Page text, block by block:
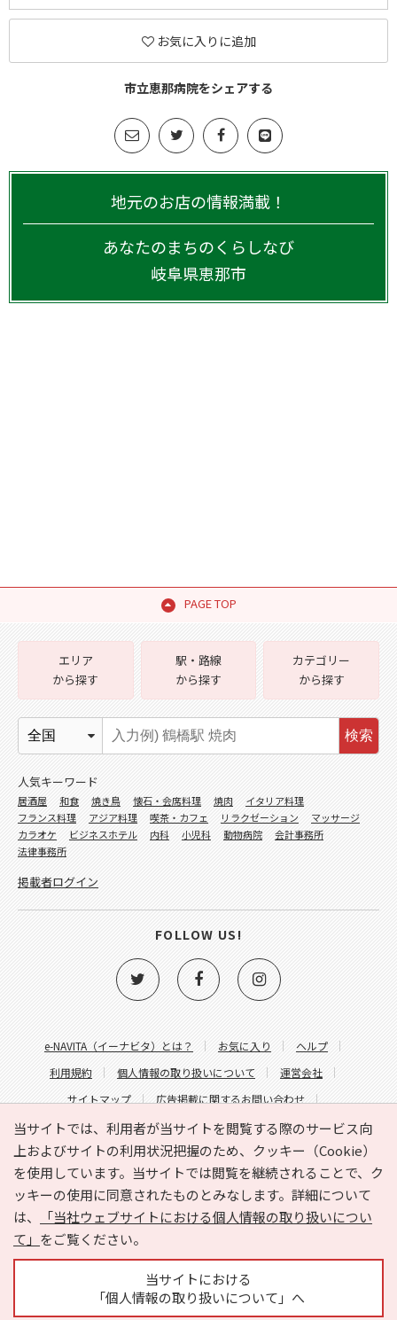
お気に入りに追加
市立恵那病院をシェアする
地元のお店の情報満載！
あなたのまちのくらしなび
岐阜県恵那市
PAGE TOP
当サイトでは、利用者が当サイトを閲覧する際のサービス向
上およびサイトの利用状況把握のため、クッキー（Cookie）
を使用しています。当サイトでは閲覧を継続されることで、ク
ッキーの使用に同意されたものとみなします。詳細について
は、
「当社ウェブサイトにおける個人情報の取り扱いについ
て」 をご覧ください。
当サイトにおける
「個人情報の取り扱いについて」へ
e-NAVITA（イーナビタ）とは？ お気に入り
ヘルプ
利用規約
個人情報の取り扱いについて
運営会社
サイトマップ
広告掲載に関するお問い合わせ
サイトの内容に関するお問い合わせ
エリア
から探す
駅・路線
から探す
カテゴリー
から探す
検索
人気キーワード
居酒屋 和食 焼き鳥 懐石・会席料理 焼肉
イタリア料理
フランス料理
アジア料理 喫茶・カフェ リラクゼーション
マッサージ
カラオケ
ビジネスホテル 内科 小児科 動物病院
会計事務所
法律事務所
掲載者ログイン
FOLLOW US!
Copyright © HYOJITO.Co.,Ltd. All Rights Reserved.